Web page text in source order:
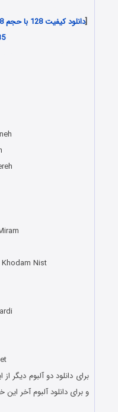
[دانلود کیفیت 128 با حجم 58 مگابایت
Nist
برای دانلود دو آلبوم دیگر
و برای دانلود آلبوم آخر این